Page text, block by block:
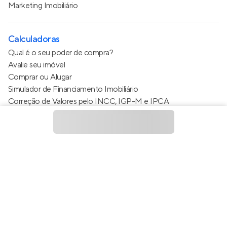
Marketing Imobiliário
Calculadoras
Qual é o seu poder de compra?
Avalie seu imóvel
Comprar ou Alugar
Simulador de Financiamento Imobiliário
Correção de Valores pelo INCC, IGP-M e IPCA
Estimativa de valor do condomínio